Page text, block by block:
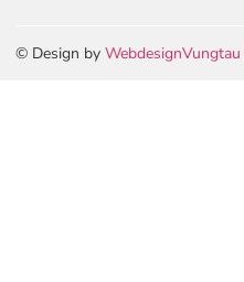
© Design by WebdesignVungtau